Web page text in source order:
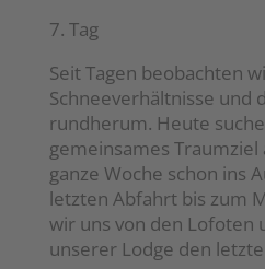
7. Tag
Seit Tagen beobachten
Schneeverhältnisse und
rundherum. Heute
gemeinsames Traumziel
ganze Woche schon ins
letzten Abfahrt bis zum
wir uns von den Lofoten
unserer Lodge den